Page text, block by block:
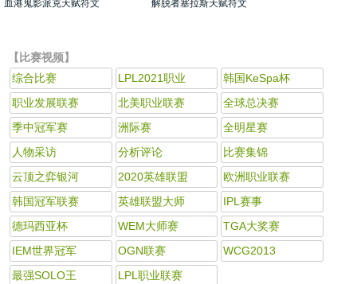
血港鬼影派克天赋符文
解脱者塞拉斯天赋符文
【比赛视频】
综合比赛
LPL2021职业
韩国KeSpa杯
职业发展联赛
北美职业联赛
全球总决赛
季中冠军赛
洲际赛
全明星赛
人物采访
分析评论
比赛集锦
云顶之弈银河
2020英雄联盟
欧洲职业联赛
韩国冠军联赛
英雄联盟大师
IPL赛事
德玛西亚杯
WEM大师赛
TGA大奖赛
IEM世界冠军
OGN联赛
WCG2013
最强SOLO王
LPL职业联赛